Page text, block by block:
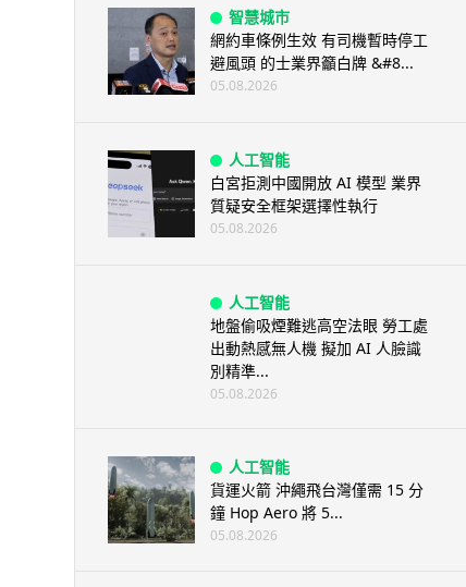
智慧城市
網約車條例生效 有司機暫時停工
避風頭 的士業界籲白牌 &#8...
05.08.2026
人工智能
白宮拒測中國開放 AI 模型 業界
質疑安全框架選擇性執行
05.08.2026
人工智能
地盤偷吸煙難逃高空法眼 勞工處
出動熱感無人機 擬加 AI 人臉識
別精準...
05.08.2026
人工智能
貨運火箭 沖繩飛台灣僅需 15 分
鐘 Hop Aero 將 5...
05.08.2026